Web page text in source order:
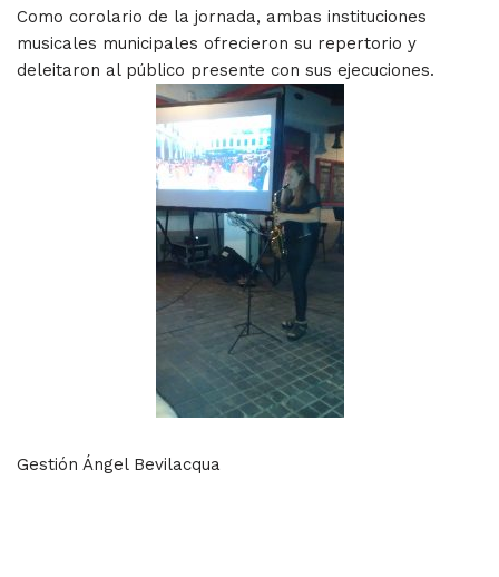
Como corolario de la jornada, ambas instituciones
musicales municipales ofrecieron su repertorio y
deleitaron al público presente con sus ejecuciones.
Gestión Ángel Bevilacqua